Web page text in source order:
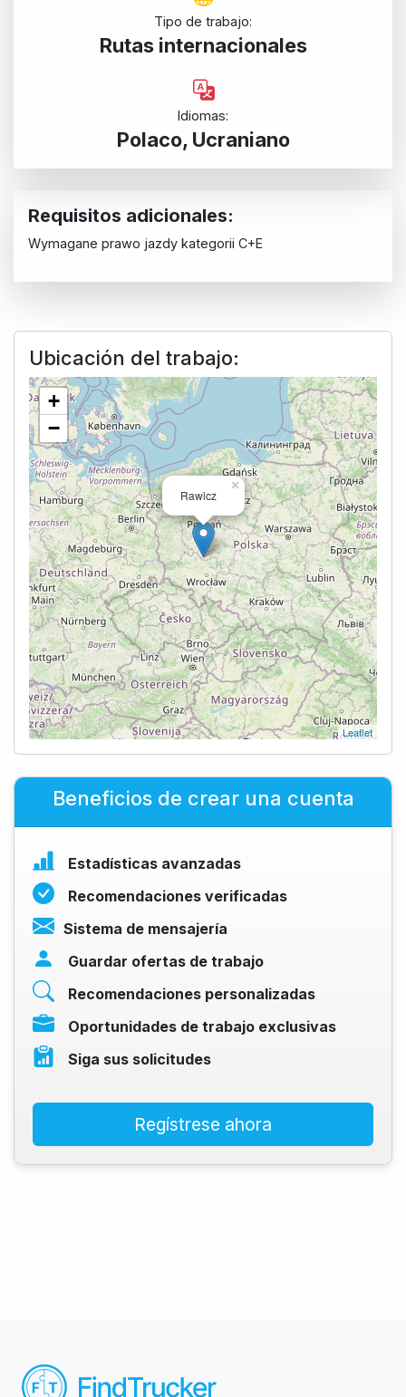
Tipo de trabajo:
Rutas internacionales
Idiomas:
Polaco, Ucraniano
Requisitos adicionales:
Wymagane prawo jazdy kategorii C+E
Ubicación del trabajo:
Rawicz
×
+
−
Leaflet
Beneficios de crear una cuenta
Estadísticas avanzadas
Recomendaciones verificadas
Sistema de mensajería
Guardar ofertas de trabajo
Recomendaciones personalizadas
Oportunidades de trabajo exclusivas
Siga sus solicitudes
Regístrese ahora